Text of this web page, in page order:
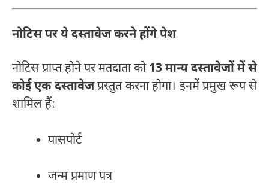
नोटिस पर ये दस्तावेज करने होंगे पेश
नोटिस प्राप्त होने पर मतदाता को13 मान्य दस्तावेजों में से
कोई एक दस्तावेजप्रस्तुत करना होगा। इनमें प्रमुख रूप से
शामिल हैं:
पासपोर्ट
जन्म प्रमाण पत्र